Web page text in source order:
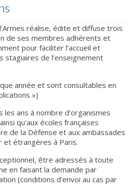
du Bureau
2026
réalise, édite et diffuse trois
de ses membres adhérents et
pour faciliter l’accueil et
stagiaires de l’enseignement
année et sont consultables en
»)
ans à nombre d’organismes
qu’aux écoles françaises
de la Défense et aux ambassades
et étrangères à Paris.
être adressés à toute
en faisant la demande par
(conditions d’envoi au cas par